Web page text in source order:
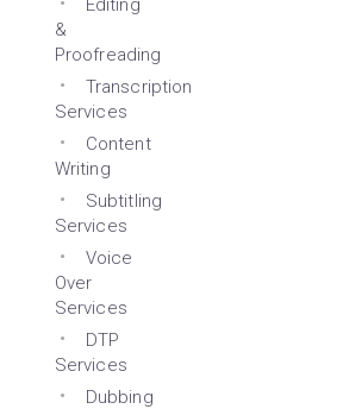
Editing
&
Proofreading
Transcription
Services
Content
Writing
Subtitling
Services
Voice
Over
Services
DTP
Services
Dubbing